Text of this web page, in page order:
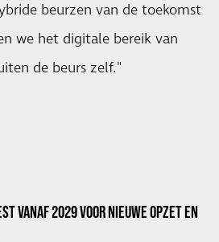
beurzen van de toekomst
we het digitale bereik van
de beurs zelf."
VANAF 2029 VOOR NIEUWE OPZET EN